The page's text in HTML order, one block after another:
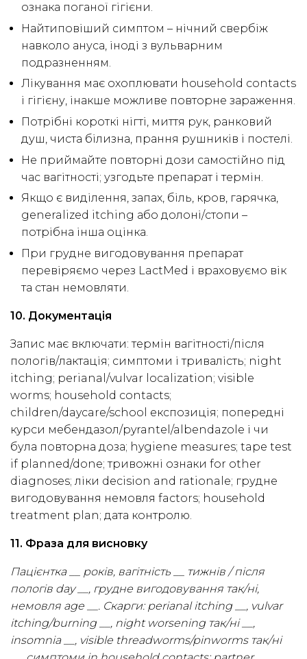
ознака поганої гігієни.
Найтиповіший симптом – нічний свербіж
навколо ануса, іноді з вульварним
подразненням.
Лікування має охоплювати household contacts
і гігієну, інакше можливе повторне зараження.
Потрібні короткі нігті, миття рук, ранковий
душ, чиста білизна, прання рушників і постелі.
Не приймайте повторні дози самостійно під
час вагітності; узгодьте препарат і термін.
Якщо є виділення, запах, біль, кров, гарячка,
generalized itching або долоні/стопи –
потрібна інша оцінка.
При грудне вигодовування препарат
перевіряємо через LactMed і враховуємо вік
та стан немовляти.
10. Документація
Запис має включати: термін вагітності/після
пологів/лактація; симптоми і тривалість; night
itching; perianal/vulvar localization; visible
worms; household contacts;
children/daycare/school експозиція; попередні
курси мебендазол/pyrantel/albendazole і чи
була повторна доза; hygiene measures; tape test
if planned/done; тривожні ознаки for other
diagnoses; ліки decision and rationale; грудне
вигодовування немовля factors; household
treatment plan; дата контролю.
11. Фраза для висновку
Пацієнтка __ років, вагітність __ тижнів / після
пологів day __, грудне вигодовування так/ні,
немовля age __. Скарги: perianal itching __, vulvar
itching/burning __, night worsening так/ні __,
insomnia __, visible threadworms/pinworms так/ні